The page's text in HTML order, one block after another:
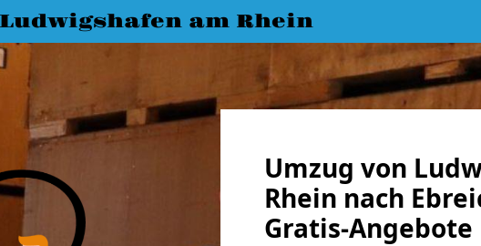
am Rhein
Umzug von
Rhein nach
Gratis-Angebote